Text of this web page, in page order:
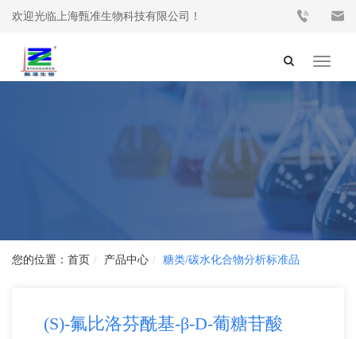
欢迎光临上海甄准生物科技有限公司！
Toggle
首页 产品中心 糖类/碳水化合物分析标准品
(S)-氟比洛芬酰基-β-D-葡糖苷酸